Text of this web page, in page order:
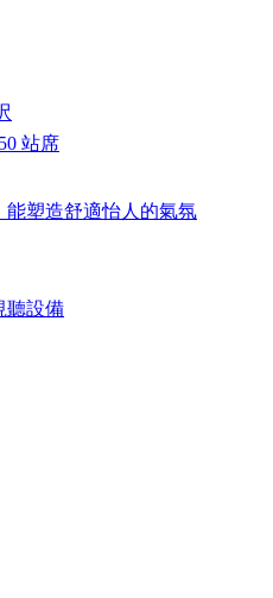
站席
能塑造舒適怡人的氣氛
聽設備